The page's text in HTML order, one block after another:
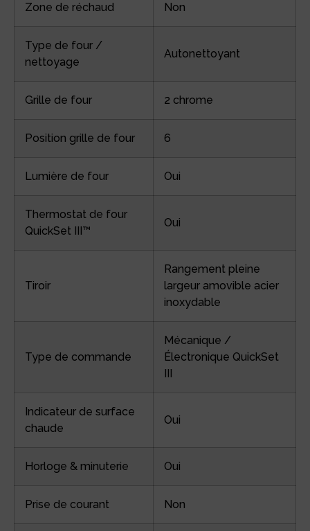
Zone de réchaud Non
Type de four /
nettoyage
Autonettoyant
Grille de four 2 chrome
Position grille de four 6
Lumière de four Oui
Thermostat de four
QuickSet III™
Oui
Tiroir
Rangement pleine
largeur amovible acier
inoxydable
Type de commande
Mécanique /
Électronique QuickSet
Indicateur de surface
chaude
Oui
Horloge & minuterie Oui
Prise de courant Non